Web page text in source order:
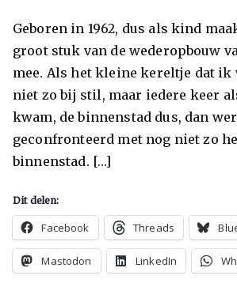
Geboren in 1962, dus als kind
groot stuk van de wederopbouw
mee. Als het kleine kereltje dat ik
niet zo bij stil, maar iedere keer
kwam, de binnenstad dus, dan
geconfronteerd met nog niet zo
binnenstad. […]
Dit delen:
Facebook Threads
Mastodon LinkedIn